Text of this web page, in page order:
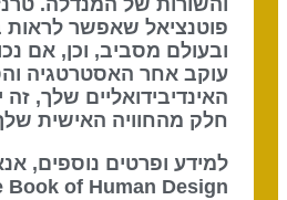
והשורות של המנדלה.
פוטנציאל שאפשר לראות
ובעולם מסביב, וכן, אם
עוקב אחר האסטרטגיה
האינדיבידואליים שלך, זה
חלק מהחוויה האישית שלך.
למידע ופרטים נוספים,
Book of Human Design